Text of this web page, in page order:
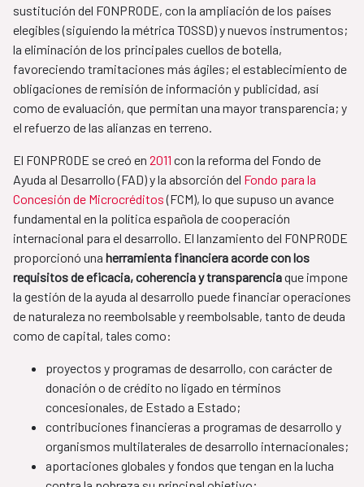
sustitución del FONPRODE, con la ampliación de los países
elegibles (siguiendo la métrica TOSSD) y nuevos instrumentos;
la eliminación de los principales cuellos de botella,
favoreciendo tramitaciones más ágiles; el establecimiento de
obligaciones de remisión de información y publicidad, así
como de evaluación, que permitan una mayor transparencia; y
el refuerzo de las alianzas en terreno.
El FONPRODE se creó en 2011 con la reforma del Fondo de
Ayuda al Desarrollo (FAD) y la absorción del Fondo para la
Concesión de Microcréditos(FCM), lo que supuso un avance
fundamental en la política española de cooperación
internacional para el desarrollo. El lanzamiento del FONPRODE
proporcionó una herramienta financiera acorde con los
requisitos de eficacia, coherencia y transparenciaque impone
la gestión de la ayuda al desarrollo puede financiar operaciones
de naturaleza no reembolsable y reembolsable, tanto de deuda
como de capital, tales como:
proyectos y programas de desarrollo, con carácter de
donación o de crédito no ligado en términos
concesionales, de Estado a Estado​;
contribuciones financieras a programas de desarrollo y
organismos multilaterales de desarrollo internacionales;
aportaciones globales y fondos que tengan en la lucha